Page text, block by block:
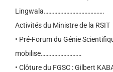
Lingwala………………………………….
Activités du Ministre de la RSIT
• Pré-Forum du Génie
mobilise………………………
• Clôture du FGSC : Gilbert